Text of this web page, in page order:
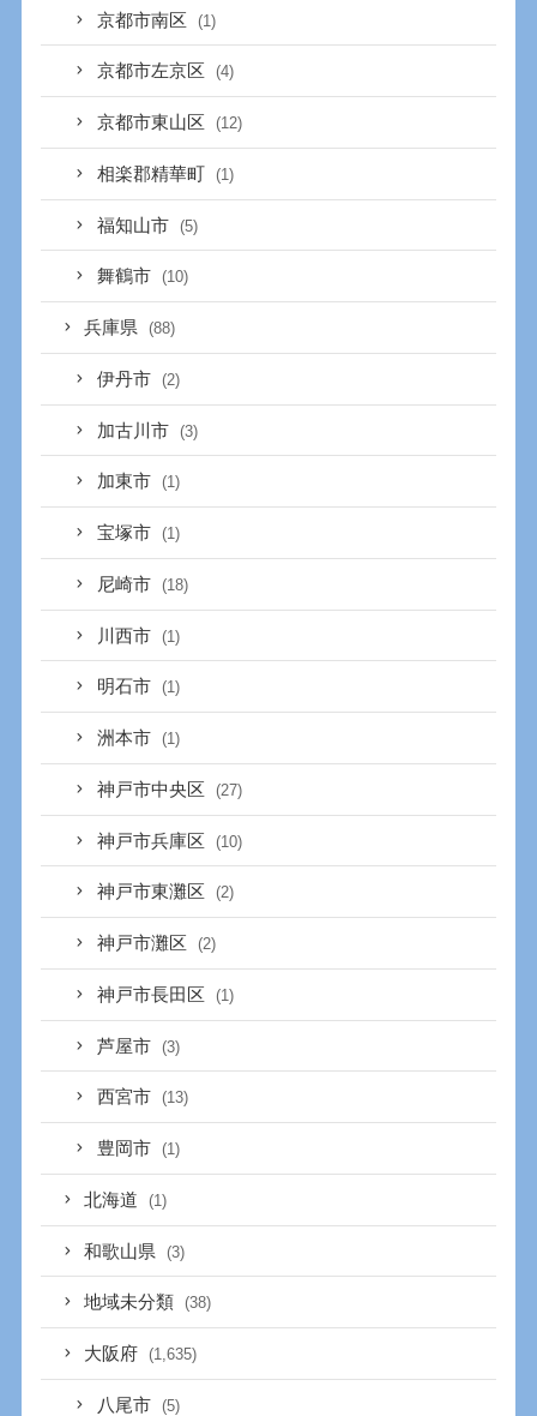
京都市南区 (1)
京都市左京区 (4)
京都市東山区 (12)
相楽郡精華町 (1)
福知山市 (5)
舞鶴市 (10)
兵庫県 (88)
伊丹市 (2)
加古川市 (3)
加東市 (1)
宝塚市 (1)
尼崎市 (18)
川西市 (1)
明石市 (1)
洲本市 (1)
神戸市中央区 (27)
神戸市兵庫区 (10)
神戸市東灘区 (2)
神戸市灘区 (2)
神戸市長田区 (1)
芦屋市 (3)
西宮市 (13)
豊岡市 (1)
北海道 (1)
和歌山県 (3)
地域未分類 (38)
大阪府 (1,635)
八尾市 (5)